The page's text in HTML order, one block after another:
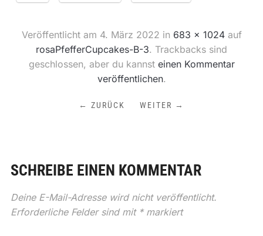
Veröffentlicht am 4. März 2022 in 683 × 1024auf
rosaPfefferCupcakes-B-3. Trackbacks sind
geschlossen, aber du kannst einen Kommentar
veröffentlichen.
← ZURÜCK WEITER →
SCHREIBE EINEN KOMMENTAR
Deine E-Mail-Adresse wird nicht veröffentlicht.
Erforderliche Felder sind mit *markiert